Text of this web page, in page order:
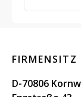
FIRMENSITZ
D-70806